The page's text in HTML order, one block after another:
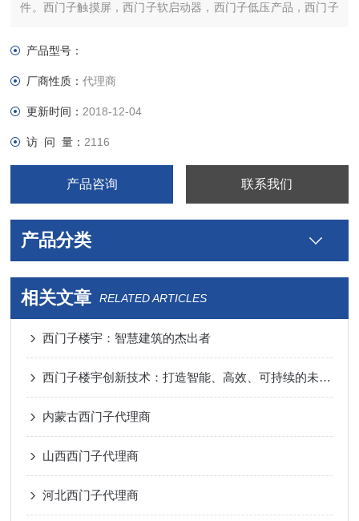
件。西门子触摸屏，西门子软启动器，西门子低压产品，西门子
本公司购买的产品，保证*，假一罚十，质保一年。一年内产品非
产品型号：
厂商性质：代理商
更新时间： 2018-12-04
访 问 量： 2116
产品咨询 联系我们
产品分类
相关文章 RELATED ARTICLES
西门子楼宇：智慧建筑的杰出者
西门子楼宇创新技术：打造智能、高效、可持续的未来建筑
内蒙古西门子代理商
山西西门子代理商
河北西门子代理商